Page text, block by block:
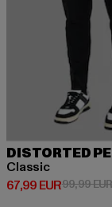
DISTORTED
Classic
67,99 EUR
Derzeitiger Preis:
99,99 EUR